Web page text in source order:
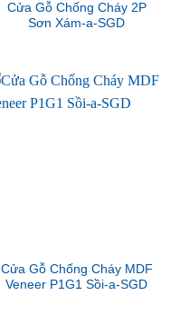
Cửa Gỗ Chống Cháy 2P
Sơn Xám-a-SGD
Cửa Gỗ Chống Cháy MDF
Veneer P1G1 Sồi-a-SGD